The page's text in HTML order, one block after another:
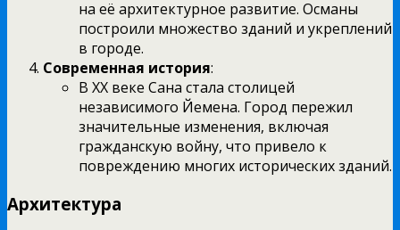
на её архитектурное развитие. Османы
построили множество зданий и укреплений
в городе.
Современная история:
В XX веке Сана стала столицей
независимого Йемена. Город пережил
значительные изменения, включая
гражданскую войну, что привело к
повреждению многих исторических зданий.
Архитектура